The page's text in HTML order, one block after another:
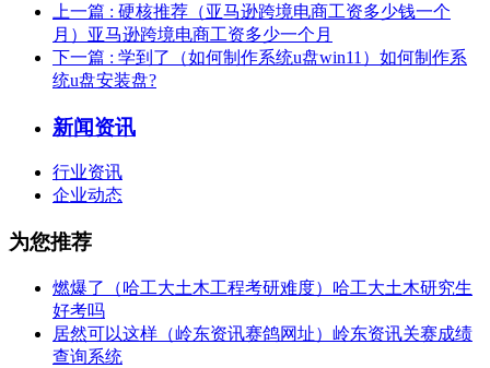
上一篇 : 硬核推荐（亚马逊跨境电商工资多少钱一个
月）亚马逊跨境电商工资多少一个月
下一篇 : 学到了（如何制作系统u盘win11）如何制作系
统u盘安装盘?
新闻资讯
行业资讯
企业动态
为您推荐
燃爆了（哈工大土木工程考研难度）哈工大土木研究生
好考吗
居然可以这样（岭东资讯赛鸽网址）岭东资讯关赛成绩
查询系统